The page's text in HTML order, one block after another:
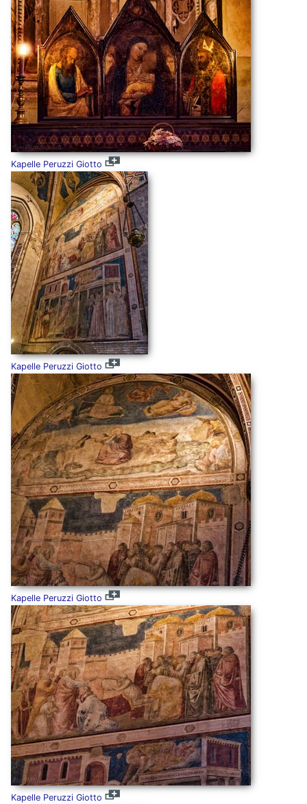
Kapelle Peruzzi Giotto
Kapelle Peruzzi Giotto
Kapelle Peruzzi Giotto
Kapelle Peruzzi Giotto